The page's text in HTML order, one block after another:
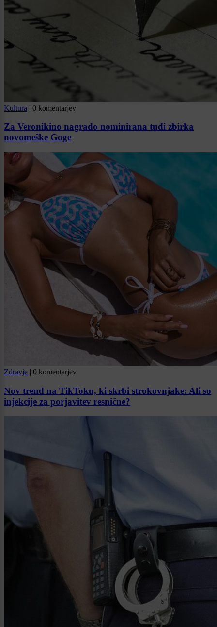
Kultura | 0 komentarjev
Za Veronikino nagrado nominirana tudi zbirka
novomeške Goge
Zdravje | 0 komentarjev
Nov trend na TikToku, ki skrbi strokovnjake: Ali so
injekcije za porjavitev resnične?